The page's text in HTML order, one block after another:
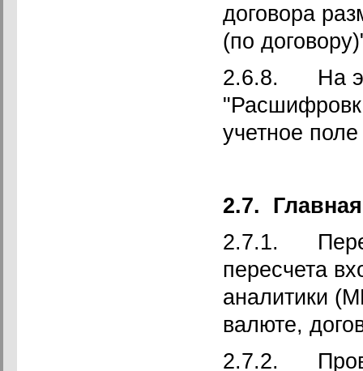
договора
(по
2.6.8. На
учетное
2.7.
2.7.1.
пересчета
аналитики
валюте,
2.7.2.